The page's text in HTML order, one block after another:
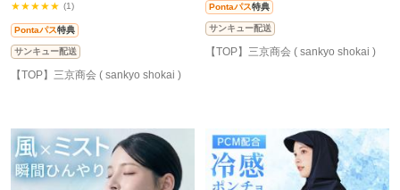
★★★★★ (1)
Pontaパス特典
サンキュー配送
【TOP】三京商会 ( sankyo shokai )
Pontaパス特典
サンキュー配送
【TOP】三京商会 ( sankyo shokai )